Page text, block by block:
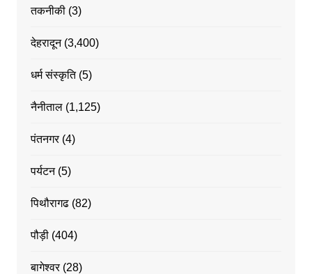
तकनीकी(3)
देहरादून(3,400)
धर्म संस्कृति(5)
नैनीताल(1,125)
पंतनगर(4)
पर्यटन(5)
पिथौरागढ(82)
पौड़ी(404)
बागेश्वर(28)